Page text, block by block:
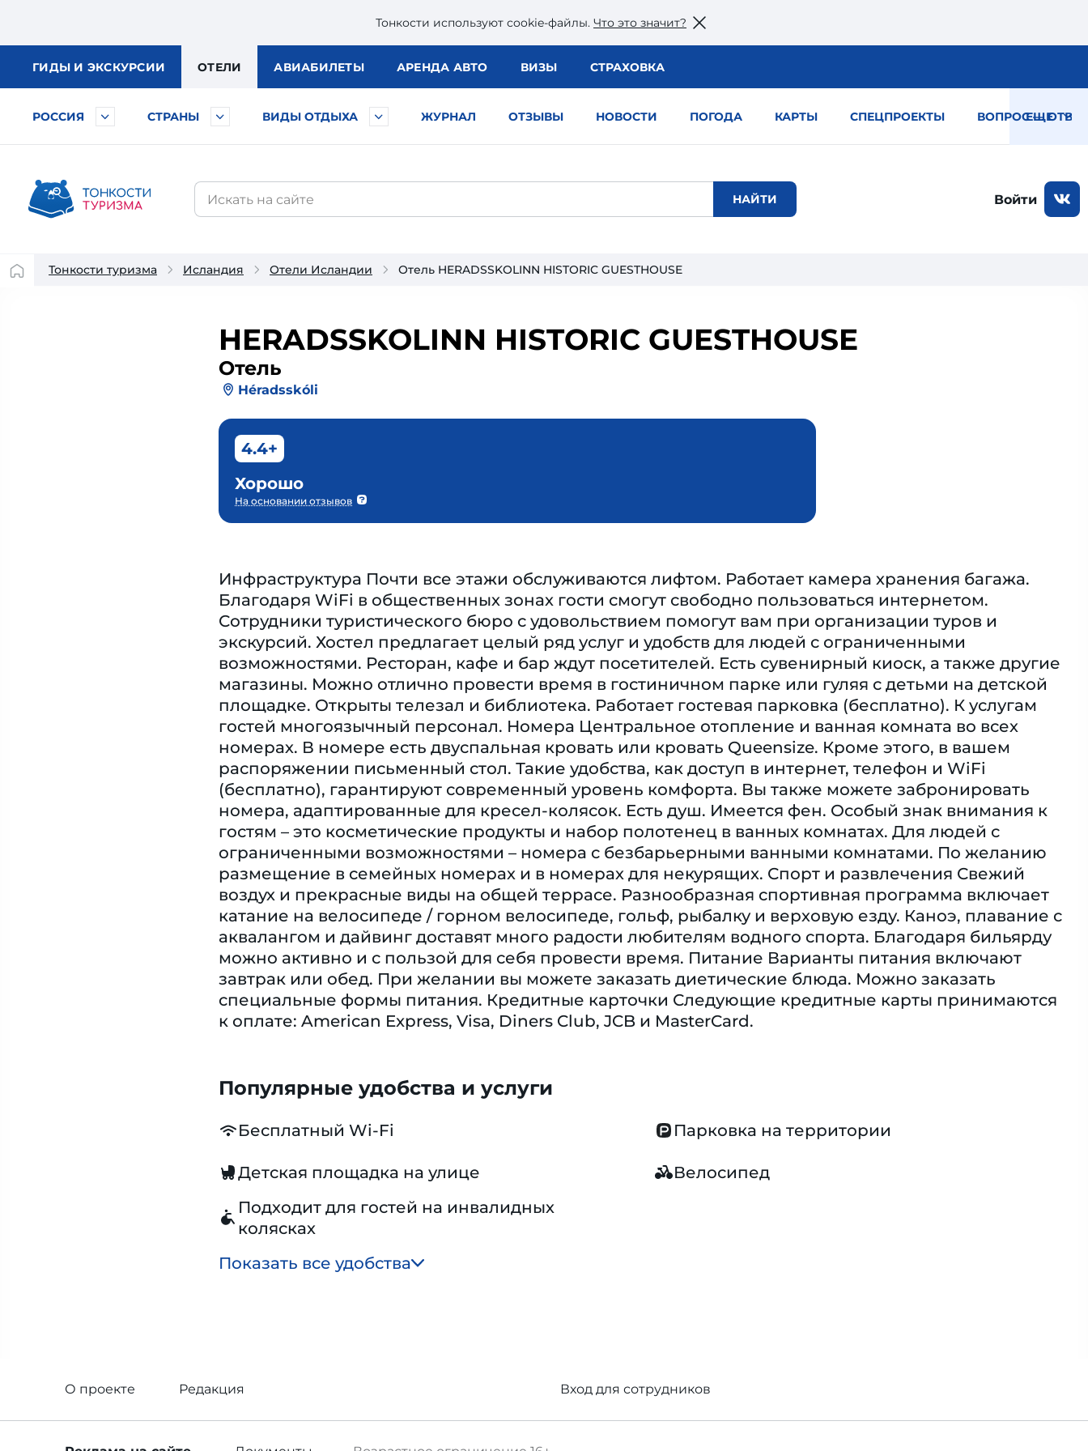
Тонкости используют сookie-файлы. Что это значит?
ГИДЫ И ЭКСКУРСИИ ОТЕЛИ АВИАБИЛЕТЫ АРЕНДА АВТО ВИЗЫ СТРАХОВКА
РОССИЯ СТРАНЫ ВИДЫ ОТДЫХА ЖУРНАЛ ОТЗЫВЫ НОВОСТИ ПОГОДА КАРТЫ СПЕЦПРОЕКТЫ ВОПРОС — ОТВЕТ
ЕЩЕ
Войти
Тонкости туризма Исландия Отели Исландии Отель HERADSSKOLINN HISTORIC GUESTHOUSE
HERADSSKOLINN HISTORIC GUESTHOUSE
Отель
Héradsskóli
4.4+
Хорошо
На основании отзывов
Инфраструктура Почти все этажи обслуживаются лифтом. Работает камера хранения багажа.
Благодаря WiFi в общественных зонах гости смогут свободно пользоваться интернетом.
Сотрудники туристического бюро с удовольствием помогут вам при организации туров и
экскурсий. Хостел предлагает целый ряд услуг и удобств для людей с ограниченными
возможностями. Ресторан, кафе и бар ждут посетителей. Есть сувенирный киоск, а также другие
магазины. Можно отлично провести время в гостиничном парке или гуляя с детьми на детской
площадке. Открыты телезал и библиотека. Работает гостевая парковка (бесплатно). К услугам
гостей многоязычный персонал. Номера Центральное отопление и ванная комната во всех
номерах. В номере есть двуспальная кровать или кровать Queensize. Кроме этого, в вашем
распоряжении письменный стол. Такие удобства, как доступ в интернет, телефон и WiFi
(бесплатно), гарантируют современный уровень комфорта. Вы также можете забронировать
номера, адаптированные для кресел-колясок. Eсть душ. Имеется фен. Особый знак внимания к
гостям – это косметические продукты и набор полотенец в ванных комнатах. Для людей с
ограниченными возможностями – номера с безбарьерными ванными комнатами. По желанию
размещение в семейных номерах и в номерах для некурящих. Спорт и развлечения Свежий
воздух и прекрасные виды на общей террасе. Разнообразная спортивная программа включает
катание на велосипеде / горном велосипеде, гольф, рыбалку и верховую езду. Каноэ, плавание с
аквалангом и дайвинг доставят много радости любителям водного спорта. Благодаря бильярду
можно активно и с пользой для себя провести время. Питание Варианты питания включают
завтрак или обед. При желании вы можете заказать диетические блюда. Можно заказать
специальные формы питания. Кредитные карточки Следующие кредитные карты принимаются
к оплате: American Express, Visa, Diners Club, JCB и MasterCard.
Популярные удобства и услуги
Бесплатный Wi-Fi Парковка на территории
Детская площадка на улице
Велосипед
Подходит для гостей на инвалидных
колясках
Показать все удобства
О проекте Редакция Вход для сотрудников